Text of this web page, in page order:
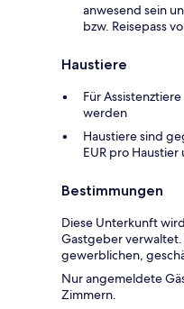
anwesend sein
bzw. Reisepass
Haustiere
Für
werden
Haustiere sind
EUR pro
Bestimmungen
Diese Unterkunft
Gastgeber
gewerblichen,
Nur angemeldete
Zimmern.